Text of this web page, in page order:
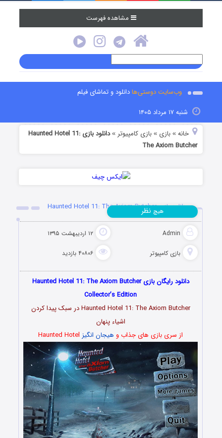
مشاهده فهرست
وب‌سایت دوستی‌هادانلود و تماشای فیلم
شنبه ۱۷ مرداد ۱۴۰۵
خانه »بازی »بازی کامپیوتر »
دانلود بازی Haunted Hotel 11:
The Axiom Butcher
دانلود بازی Haunted Hotel 11: The Axiom Butcher
Admin ۱۲ اردیبهشت ۱۳۹۵
بازی کامپیوتر ۴۰۸۰۶ بازدید
هیچ نظر
دانلود رایگان بازی Haunted Hotel 11: The Axiom Butcher
Collector’s Edition
Haunted Hotel 11: The Axiom Butcher در سبک پیدا کردن
اشیاء پنهان
از سری بازی های جذاب و هیجان انگیز